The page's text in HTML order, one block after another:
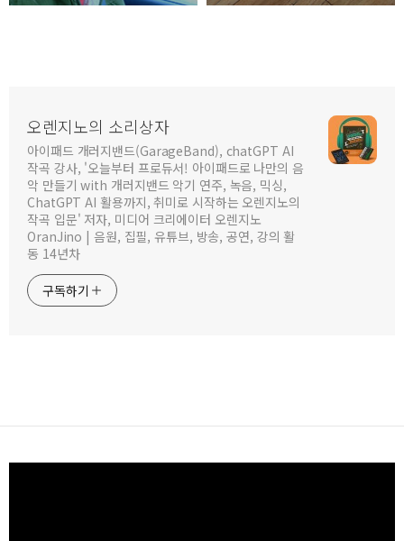
오렌지노의 소리상자
아이패드 개러지밴드(GarageBand), chatGPT AI
작곡 강사, '오늘부터 프로듀서! 아이패드로 나만의 음
악 만들기 with 개러지밴드 악기 연주, 녹음, 믹싱,
ChatGPT AI 활용까지, 취미로 시작하는 오렌지노의
작곡 입문' 저자, 미디어 크리에이터 오렌지노
OranJino | 음원, 집필, 유튜브, 방송, 공연, 강의 활
동 14년차
구독하기